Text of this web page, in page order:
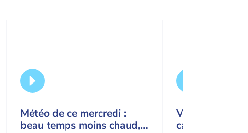
Météo de ce mercredi :
beau temps moins chaud,
Vers une
canicule :